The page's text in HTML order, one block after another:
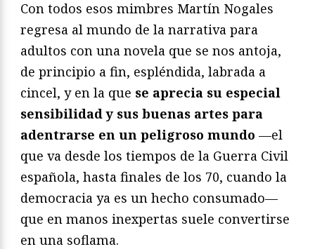
Con todos esos mimbres Martín Nogales
regresa al mundo de la narrativa para
adultos con una novela que se nos antoja,
de principio a fin, espléndida, labrada a
cincel, y en la que se aprecia su especial
sensibilidad y sus buenas artes para
adentrarse en un peligroso mundo —el
que va desde los tiempos de la Guerra Civil
española, hasta finales de los 70, cuando la
democracia ya es un hecho consumado—
que en manos inexpertas suele convertirse
en una soflama.